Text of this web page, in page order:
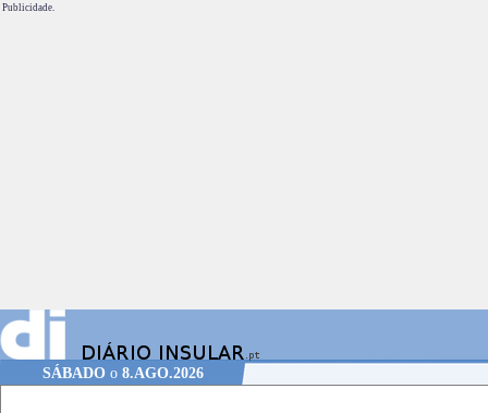
Publicidade.
SÁBADOo 8.AGO.2026